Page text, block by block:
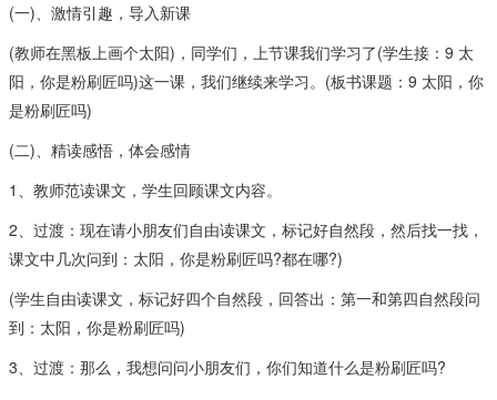
(一)、激情引趣，导入新课
(教师在黑板上画个太阳)，同学们，上节课我们学习了(学生接：9 太
阳，你是粉刷匠吗)这一课，我们继续来学习。(板书课题：9 太阳，你
是粉刷匠吗)
(二)、精读感悟，体会感情
1、教师范读课文，学生回顾课文内容。
2、过渡：现在请小朋友们自由读课文，标记好自然段，然后找一找，
课文中几次问到：太阳，你是粉刷匠吗?都在哪?)
(学生自由读课文，标记好四个自然段，回答出：第一和第四自然段问
到：太阳，你是粉刷匠吗)
3、过渡：那么，我想问问小朋友们，你们知道什么是粉刷匠吗?